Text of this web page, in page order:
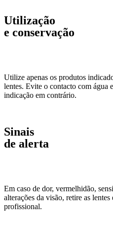
Utilização
e conservação
Utilize apenas os produtos
lentes. Evite o contacto com água
indicação em contrário.
Sinais
de alerta
Em caso de dor, vermelhidão,
alterações da visão, retire as
profissional.